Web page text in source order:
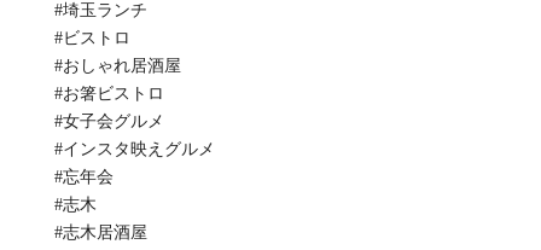
#埼玉ランチ
#ビストロ
#おしゃれ居酒屋
#お箸ビストロ
#女子会グルメ
#インスタ映えグルメ
#忘年会
#志木
#志木居酒屋